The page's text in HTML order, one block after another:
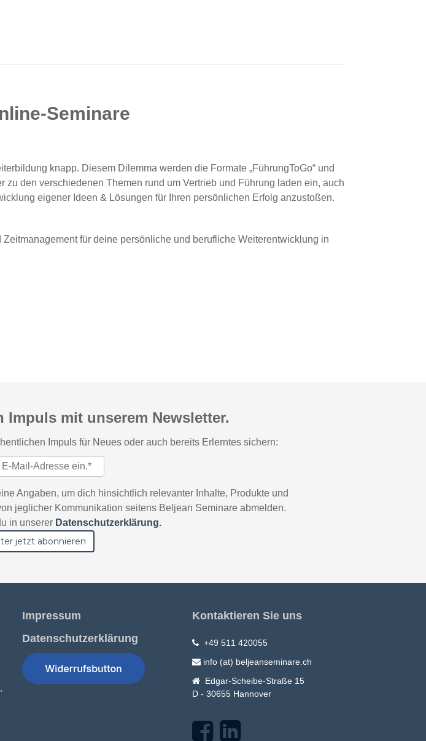
Seminare
knapp. Diesem Dilemma werden die Formate „FührungToGo“ und
zu den verschiedenen Themen rund um Vertrieb und Führung laden ein, auch
eigener Ideen & Lösungen für Ihren persönlichen Erfolg anzustoßen.
für deine persönliche und berufliche Weiterentwicklung in
mit unserem Newsletter.
Impuls für Neues oder auch bereits Erlerntes sichern:
Angaben, um dich hinsichtlich relevanter Inhalte, Produkte und
jeglicher Kommunikation seitens Beljean Seminare abmelden.
in unserer Datenschutzerklärung.
Impressum
Datenschutzerklärung
Kontaktieren Sie uns
+49 511 420055
info (at) beljeanseminare.ch
Edgar-Scheibe-Straße 15
D - 30655 Hannover
F L